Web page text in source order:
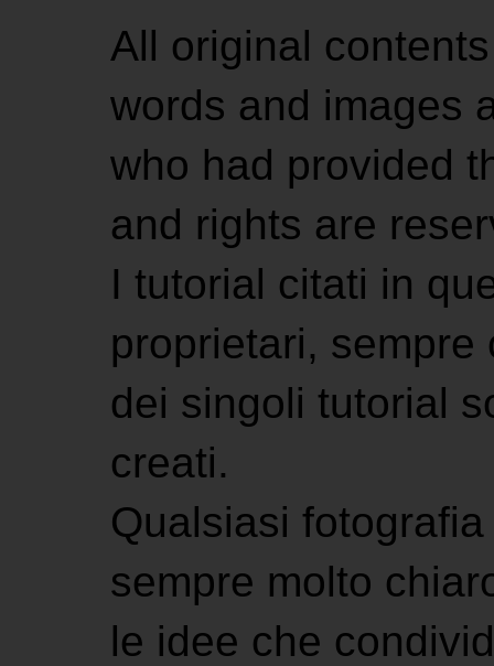
All original
words and images
who had provided
and rights are
I tutorial citati in
proprietari,
dei singoli tutorial
creati.
Qualsiasi
sempre molto
le idee che